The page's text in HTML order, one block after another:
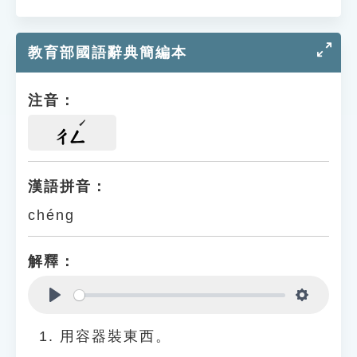
教育部國語辭典簡編本
注音：
ㄔㄥ
漢語拼音：
chéng
解釋：
用容器裝東西。